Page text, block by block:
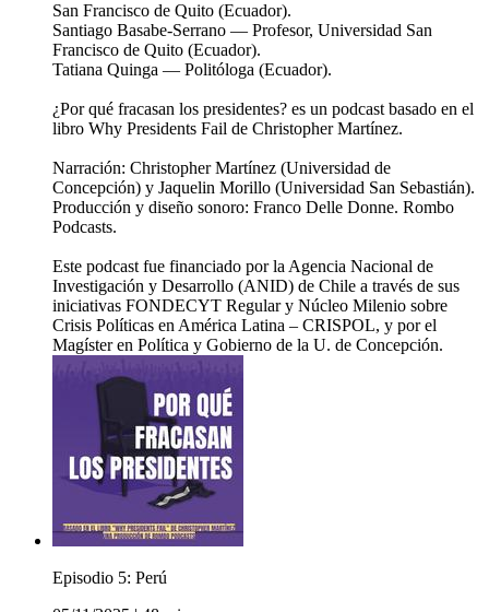
San Francisco de Quito (Ecuador).
Santiago Basabe-Serrano — Profesor, Universidad San
Francisco de Quito (Ecuador).​
Tatiana Quinga — Politóloga (Ecuador).​
¿Por qué fracasan los presidentes? es un podcast basado en el
libro Why Presidents Fail de Christopher Martínez.
Narración: Christopher Martínez (Universidad de
Concepción) y Jaquelin Morillo (Universidad San Sebastián).
Producción y diseño sonoro: Franco Delle Donne. Rombo
Podcasts.
Este podcast fue financiado por la Agencia Nacional de
Investigación y Desarrollo (ANID) de Chile a través de sus
iniciativas FONDECYT Regular y Núcleo Milenio sobre
Crisis Políticas en América Latina – CRISPOL, y por el
Magíster en Política y Gobierno de la U. de Concepción.
Episodio 5: Perú